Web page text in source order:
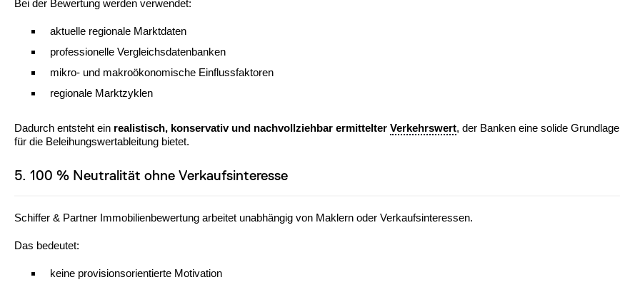
Bei der Bewertung werden verwendet:
aktuelle regionale Marktdaten
professionelle Vergleichsdatenbanken
mikro- und makroökonomische Einflussfaktoren
regionale Marktzyklen
Dadurch entsteht ein realistisch, konservativ und nachvollziehbar ermittelter Verkehrswert, der Banken eine solide Grundlage
für die Beleihungswertableitung bietet.
5. 100 % Neutralität ohne Verkaufsinteresse
Schiffer & Partner Immobilienbewertung arbeitet unabhängig von Maklern oder Verkaufsinteressen.
Das bedeutet:
keine provisionsorientierte Motivation